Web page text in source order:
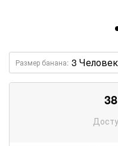
Размер банана: